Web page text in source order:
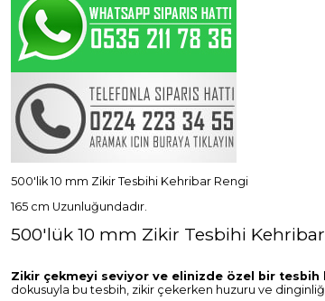
500'lik 10 mm Zikir Tesbihi Kehribar Rengi
165 cm Uzunluğundadır.
500'lük 10 mm Zikir Tesbihi
Zikir çekmeyi seviyor ve elinizde özel bir tesbih
dokusuyla bu tesbih, zikir çekerken huzuru ve dinginliği